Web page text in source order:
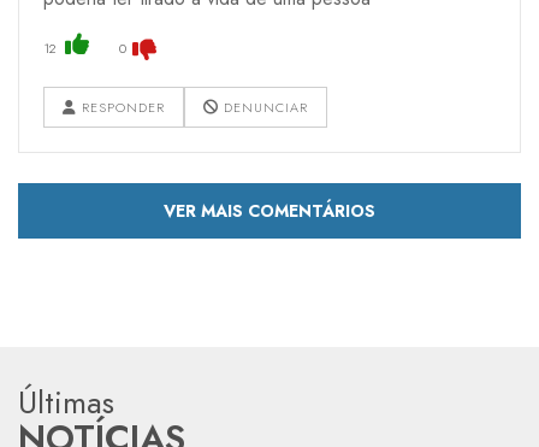
12 0
RESPONDER DENUNCIAR
VER MAIS COMENTÁRIOS
Últimas